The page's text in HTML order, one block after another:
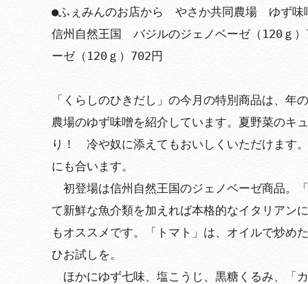
●ふぇみんのお店から　やさか共同農場　ゆず
信州自然王国　バジルのジェノベーゼ（120ｇ
ーゼ（120ｇ）702円
「くらしのひきだし」の今月の特別商品は、年
農場のゆず味噌を紹介しています。夏野菜のキ
り！　冷や奴に添えてもおいしくいただけます
にも合います。
初登場は信州自然王国のジェノベーゼ商品。
て新鮮な魚介類を加えれば本格的なイタリアン
もオススメです。「トマト」は、オイルで炒め
ひお試しを。
ほかにゆず七味、塩こうじ、黒糖くるみ、「